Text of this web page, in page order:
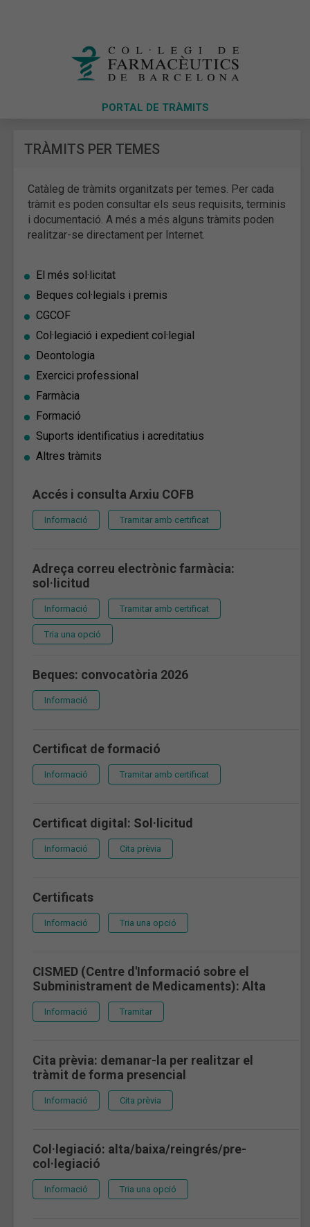
PORTAL DE TRÀMITS
TRÀMITS PER TEMES
Catàleg de tràmits organitzats per temes. Per cada
tràmit es poden consultar els seus requisits, terminis
i documentació. A més a més alguns tràmits poden
realitzar-se directament per Internet.
El més sol·licitat
Beques col·legials i premis
CGCOF
Col·legiació i expedient col·legial
Deontologia
Exercici professional
Farmàcia
Formació
Suports identificatius i acreditatius
Altres tràmits
Accés i consulta Arxiu COFB
Informació Tramitar amb certificat
Adreça correu electrònic farmàcia:
sol·licitud
Informació Tramitar amb certificat
Tria una opció
Beques: convocatòria 2026
Informació
Certificat de formació
Informació Tramitar amb certificat
Certificat digital: Sol·licitud
Informació Cita prèvia
Certificats
Informació Tria una opció
CISMED (Centre d'Informació sobre el
Subministrament de Medicaments): Alta
Informació Tramitar
Cita prèvia: demanar-la per realitzar el
tràmit de forma presencial
Informació Cita prèvia
Col·legiació: alta/baixa/reingrés/pre-
col·legiació
Informació Tria una opció